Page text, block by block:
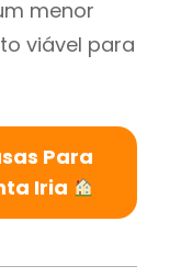
menor
viável para
Para
Iria